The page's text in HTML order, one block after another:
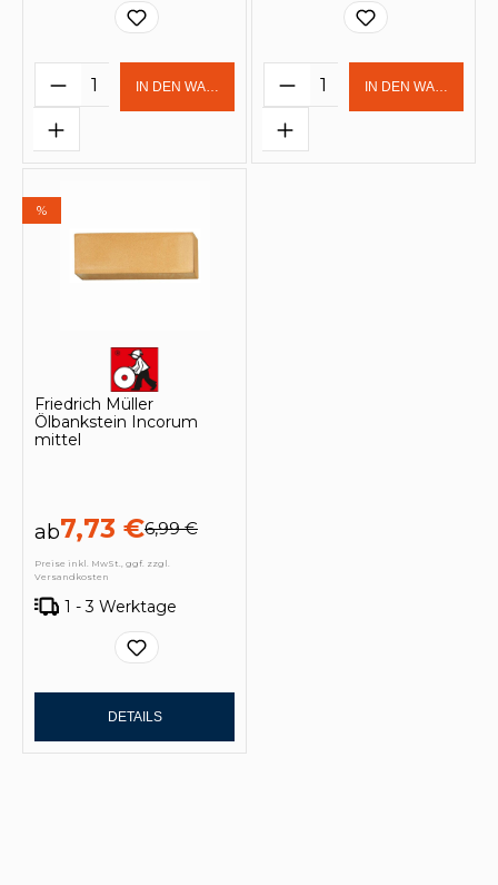
Produkt Anzahl: Gib den
IN DEN WARENKORB Produkt Anzahl:
IN DEN
%
Friedrich Müller
Ölbankstein Incorum
mittel
ab7,73 €6,99 €
Preise inkl. MwSt., ggf. zzgl.
Versandkosten
1 - 3 Werktage
DETAILS